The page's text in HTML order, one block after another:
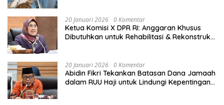
20 Januari 2026 0 Komentar
Ketua Komisi X DPR RI: Anggaran Khusus
Dibutuhkan untuk Rehabilitasi & Rekonstruksi
20 Januari 2026 0 Komentar
Abidin Fikri Tekankan Batasan Dana Jamaah
dalam RUU Haji untuk Lindungi Kepentingan